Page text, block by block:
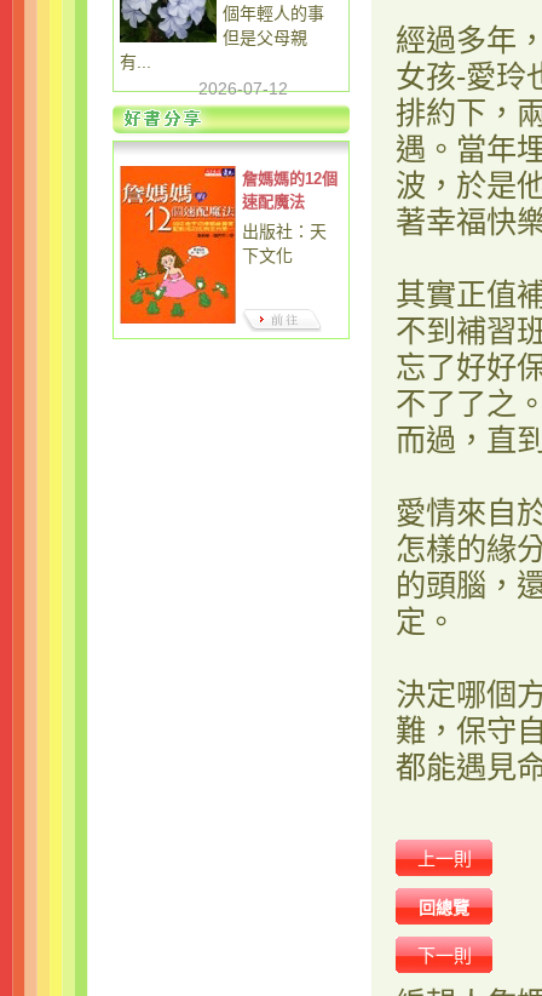
個年輕人的事
但是父母親
有...
2026-07-12
詹媽媽的12個
速配魔法
出版社：天
下文化
經過多年
女孩-愛玲
排約下，
遇。當年
波，於是
著幸福快
其實正值
不到補習
忘了好好
不了了之
而過，直
愛情來自
怎樣的緣
的頭腦，
定。
決定哪個
難，保守
都能遇見
上一則
回總覽
下一則